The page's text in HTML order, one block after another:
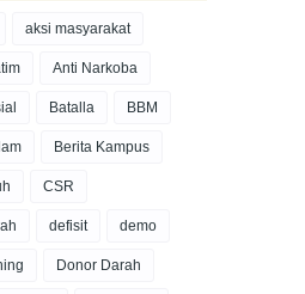
aksi masyarakat
Anti Narkoba
Batalla BBM
Berita Kampus
CSR
defisit demo
Donor Darah